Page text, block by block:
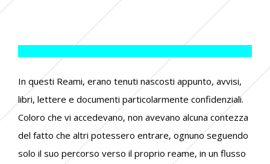
In questi Reami, erano tenuti nascosti appunto, avvisi,
libri, lettere e documenti particolarmente confidenziali.
Coloro che vi accedevano, non avevano alcuna contezza
del fatto che altri potessero entrare, ognuno seguendo
solo il suo percorso verso il proprio reame, in un flusso